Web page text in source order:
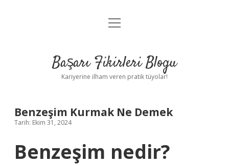
Anasayfa
Yasal Uyarı
menüyü
Başarı Fikirleri Blogu
Kariyerine ilham veren pratik tüyolar!
Benzeşim Kurmak Ne Demek
Tarih: Ekim 31, 2024
Benzeşim nedir?